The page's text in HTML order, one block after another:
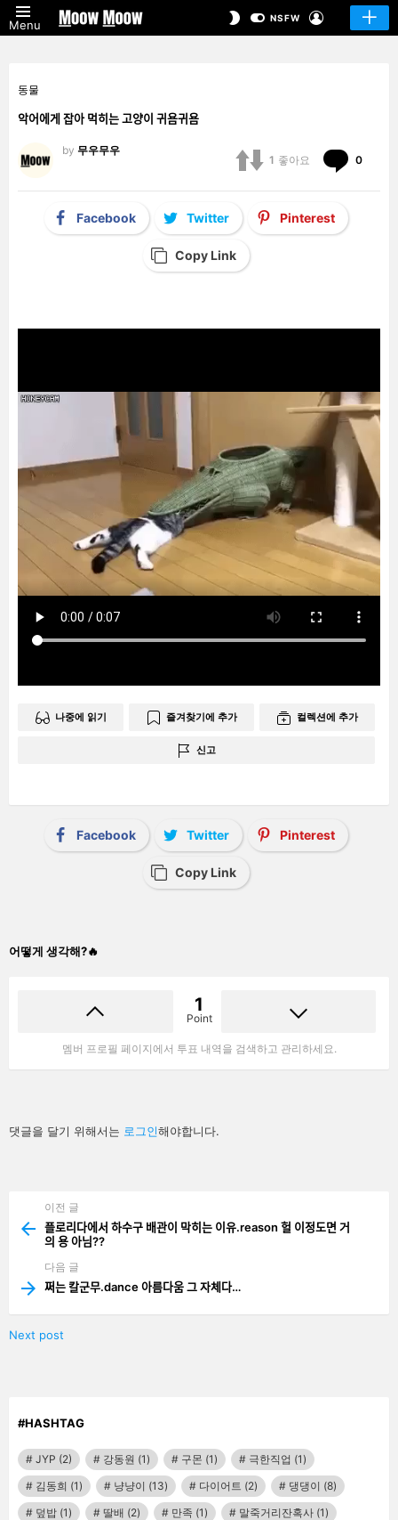
Menu
SWITCHNSFW
동물
악어에게 잡아 먹히는 고양이 귀욤귀욤
by 무우무우
1 좋아요 0
Facebook Twitter Pinterest
Copy Link
나중에 읽기 즐겨찾기에 추가 컬렉션에 추가
신고
Facebook Twitter Pinterest
Copy Link
어떻게 생각해?🔥
1
Point
멤버 프로필 페이지에서 투표 내역을 검색하고 관리하세요.
답
글
댓글을 달기 위해서는 로그인해야합니다.
more
이전 글
플로리다에서 하수구 배관이 막히는 이유.reason 헐 이정도면 거
의 용 아님??
다음 글
쩌는 칼군무.dance 아름다움 그 자체다…
Next post
#HASHTAG
JYP (2) 강동원 (1) 구몬 (1) 극한직업 (1)
김동희 (1) 냥냥이 (13) 다이어트 (2) 댕댕이 (8)
덮밥 (1) 딸배 (2) 만족 (1) 말죽거리잔혹사 (1)